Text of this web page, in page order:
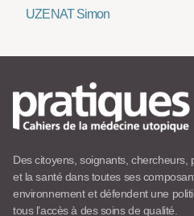
UZENAT Simon
Des citoyens, soignants, chercheurs,
et la santé dans toutes ses
environnement et défendent une
tous l’accès à des soins de qualité.